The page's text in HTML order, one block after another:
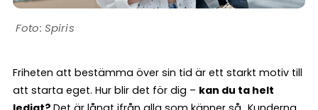
Spiris
Friheten att bestämma över sin tid är ett starkt motiv till
att starta eget. Hur blir det för dig – kan du ta helt